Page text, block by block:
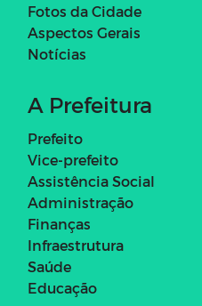
Fotos da Cidade
Aspectos Gerais
Notícias
A Prefeitura
Prefeito
Vice-prefeito
Assistência Social
Administração
Finanças
Infraestrutura
Saúde
Educação